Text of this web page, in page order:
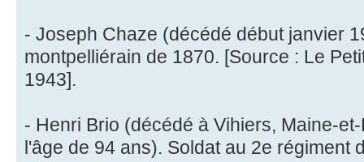
- Joseph Chaze (décédé début janvier
montpelliérain de 1870. [Source : Le
1943].
- Henri Brio (décédé à Vihiers, Maine-
l'âge de 94 ans). Soldat au 2e régiment